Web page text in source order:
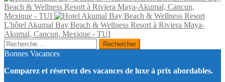
Beach & Wellness Resort à Riviera Maya-Akumal, Cancun,
Mexique - TUI
L'hôtel Akumal Bay Beach & Wellness Resort à Riviera Maya-
Akumal, Cancun, Mexique - TUI
Rechercher :
Bonnes Vacances
Comparez et réservez des vacances de luxe à prix abordables.